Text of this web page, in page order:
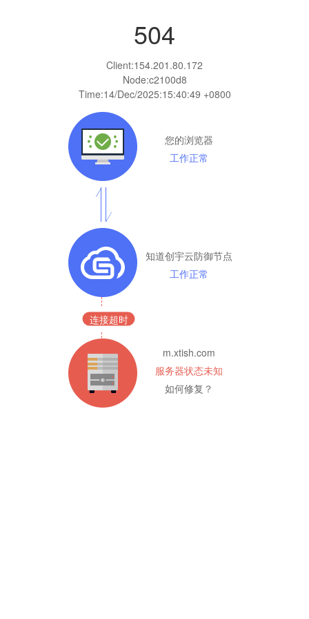
504
Client:154.201.80.172
Node:c2100d8
Time:14/Dec/2025:15:40:49 +0800
您的浏览器
工作正常
知道创宇云防御节点
工作正常
连接超时
m.xtish.com
服务器状态未知
如何修复？